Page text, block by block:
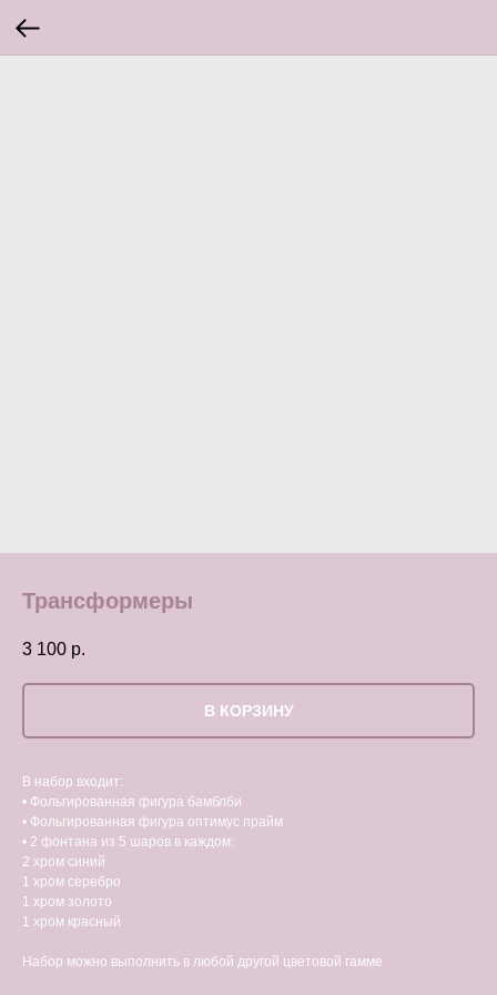
Трансформеры
3 100 р.
В КОРЗИНУ
В набор входит:
• Фольгированная фигура бамблби
• Фольгированная фигура оптимус прайм
• 2 фонтана из 5 шаров в каждом:
2 хром синий
1 хром серебро
1 хром золото
1 хром красный
Набор можно выполнить в любой другой цветовой гамме